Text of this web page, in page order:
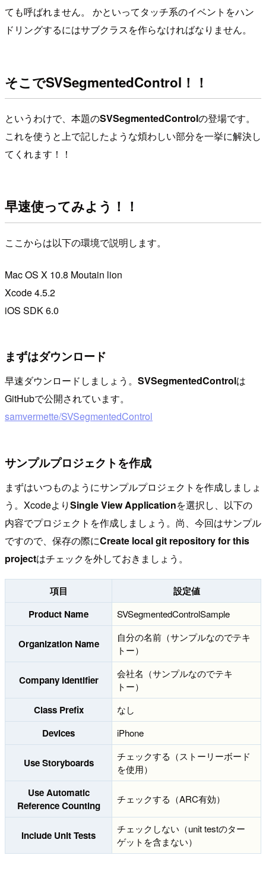
ても呼ばれません。 かといってタッチ系のイベントをハン
ドリングするにはサブクラスを作らなければなりません。
そこでSVSegmentedControl！！
というわけで、本題のSVSegmentedControlの登場です。
これを使うと上で記したような煩わしい部分を一挙に解決し
てくれます！！
早速使ってみよう！！
ここからは以下の環境で説明します。
Mac OS X 10.8 Moutain lion
Xcode 4.5.2
iOS SDK 6.0
まずはダウンロード
早速ダウンロードしましょう。 SVSegmentedControlは
GitHubで公開されています。
samvermette/SVSegmentedControl
サンプルプロジェクトを作成
まずはいつものようにサンプルプロジェクトを作成しましょ
う。XcodeよりSingle View Applicationを選択し、以下の
内容でプロジェクトを作成しましょう。尚、今回はサンプル
ですので、保存の際にCreate local git repository for this
projectはチェックを外しておきましょう。
項目
設定値
Product Name
SVSegmentedControlSample
Organization Name
自分の名前（サンプルなのでテキ
トー）
Company Identifier
会社名（サンプルなのでテキ
トー）
Class Prefix なし
Devices iPhone
Use Storyboards
チェックする（ストーリーボード
を使用）
Use Automatic
Reference Counting
チェックする（ARC有効）
Include Unit Tests
チェックしない（unit testのター
ゲットを含まない）